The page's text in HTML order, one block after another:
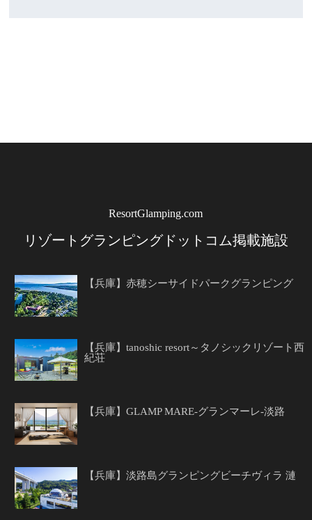
ResortGlamping.com
リゾートグランピングドットコム掲載施設
【兵庫】赤穂シーサイドパークグランピング
【兵庫】tanoshic resort～タノシックリゾート西
紀荘
【兵庫】GLAMP MARE-グランマーレ-淡路
【兵庫】淡路島グランピングビーチヴィラ 漣